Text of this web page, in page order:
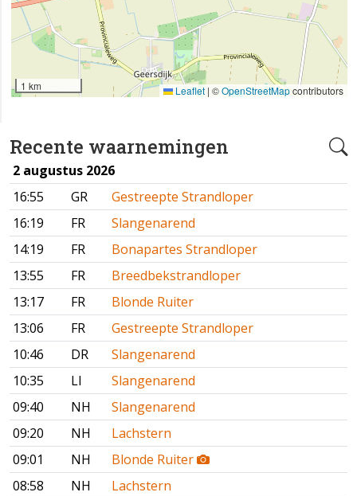
Recente waarnemingen
2 augustus 2026
16:55
GR
Gestreepte Strandloper
16:19
FR
Slangenarend
14:19
FR
Bonapartes Strandloper
13:55
FR
Breedbekstrandloper
13:17
FR
Blonde Ruiter
13:06
FR
Gestreepte Strandloper
10:46
DR
Slangenarend
10:35
LI
Slangenarend
09:40
NH
Slangenarend
09:20
NH
Lachstern
09:01
NH
Blonde Ruiter
08:58
NH
Lachstern
1 km Leaflet | ©OpenStreetMapcontributors